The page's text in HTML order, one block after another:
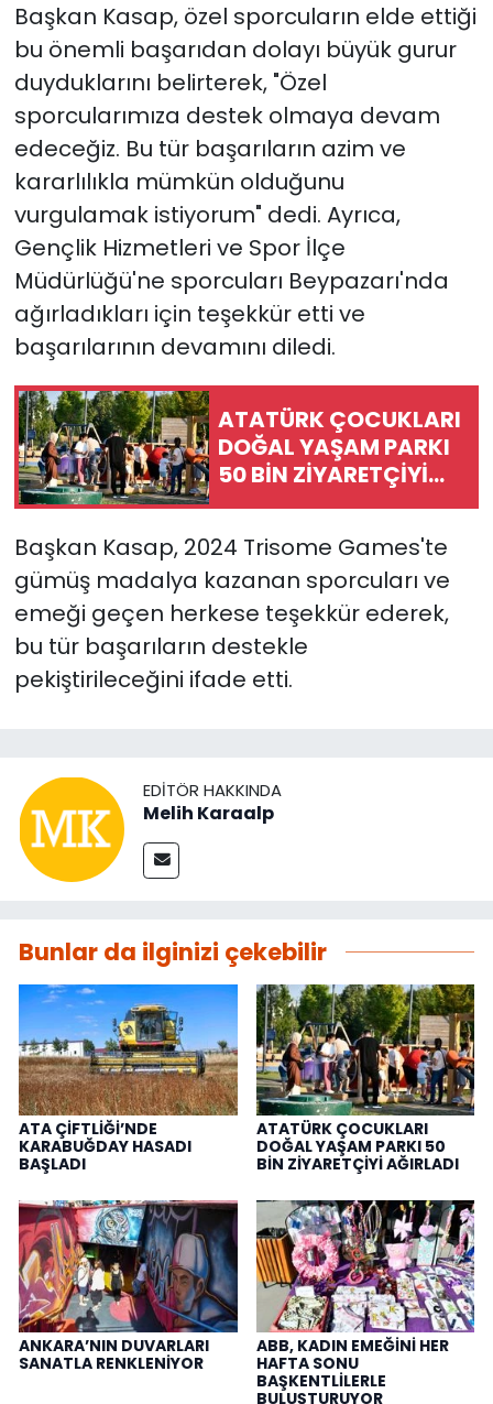
Başkan Kasap, özel sporcuların elde ettiği
bu önemli başarıdan dolayı büyük gurur
duyduklarını belirterek, "Özel
sporcularımıza destek olmaya devam
edeceğiz. Bu tür başarıların azim ve
kararlılıkla mümkün olduğunu
vurgulamak istiyorum" dedi. Ayrıca,
Gençlik Hizmetleri ve Spor İlçe
Müdürlüğü'ne sporcuları Beypazarı'nda
ağırladıkları için teşekkür etti ve
başarılarının devamını diledi.
ATATÜRK ÇOCUKLARI
DOĞAL YAŞAM PARKI
50 BİN ZİYARETÇİYİ
AĞIRLADI
Başkan Kasap, 2024 Trisome Games'te
gümüş madalya kazanan sporcuları ve
emeği geçen herkese teşekkür ederek,
bu tür başarıların destekle
pekiştirileceğini ifade etti.
EDITÖR HAKKINDA
Melih Karaalp
Bunlar da ilginizi çekebilir
ATA ÇİFTLİĞİ’NDE
KARABUĞDAY HASADI
BAŞLADI
ATATÜRK ÇOCUKLARI
DOĞAL YAŞAM PARKI 50
BİN ZİYARETÇİYİ AĞIRLADI
ANKARA’NIN DUVARLARI
SANATLA RENKLENİYOR
ABB, KADIN EMEĞİNİ HER
HAFTA SONU
BAŞKENTLİLERLE
BULUŞTURUYOR